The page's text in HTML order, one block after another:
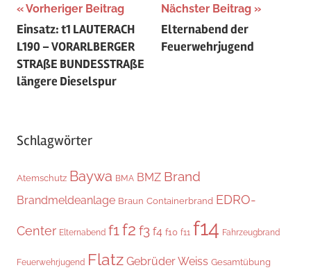
Beitragsnavigation
Vorheriger Beitrag
Einsatz: t1 LAUTERACH
L190 – VORARLBERGER
STRAßE BUNDESSTRAßE
längere Dieselspur
Nächster Beitrag
Elternabend der
Feuerwehrjugend
Schlagwörter
Atemschutz Baywa BMA BMZ Brand
Brandmeldeanlage Braun Containerbrand EDRO-
Center Elternabend f1f2 f3 f4 f10 f11 f14 Fahrzeugbrand
Feuerwehrjugend Flatz Gebrüder Weiss Gesamtübung